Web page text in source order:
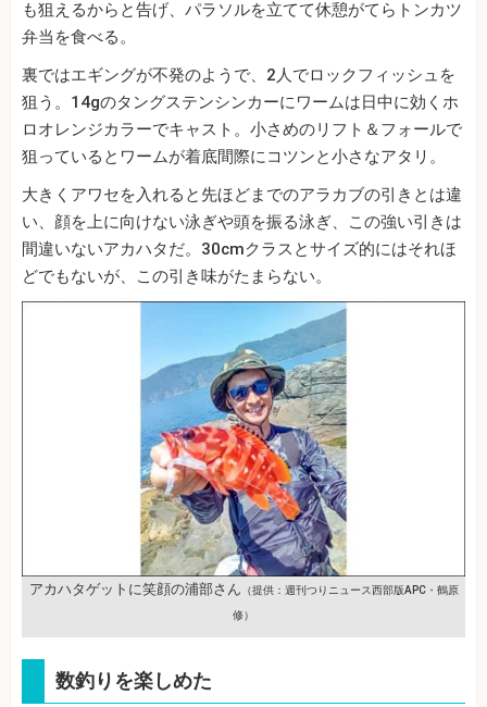
も狙えるからと告げ、パラソルを立てて休憩がてらトンカツ
弁当を食べる。
裏ではエギングが不発のようで、2人でロックフィッシュを
狙う。14gのタングステンシンカーにワームは日中に効くホ
ロオレンジカラーでキャスト。小さめのリフト＆フォールで
狙っているとワームが着底間際にコツンと小さなアタリ。
大きくアワセを入れると先ほどまでのアラカブの引きとは違
い、顔を上に向けない泳ぎや頭を振る泳ぎ、この強い引きは
間違いないアカハタだ。30cmクラスとサイズ的にはそれほ
どでもないが、この引き味がたまらない。
アカハタゲットに笑顔の浦部さん （提供：週刊つりニュース西部版APC・鶴原
修）
数釣りを楽しめた